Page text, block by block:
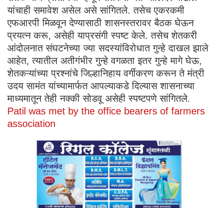
यांचाही समावेश असेल असे सांगितले. तसेच एकरकमी
एफआरपी मिळवून देण्यासाठी शासनस्तरावर बैठक घेऊन
प्रयत्न करू, असेही याप्रसंगी स्पष्ट केले. तसेच शेतकरी
आंदोलनात संघटनेच्या ज्या सदस्यांविरोधात गुन्हे दाखल झाले
आहेत, त्यातील अतीगंभीर गुन्हे वगळता इतर गुन्हे मागे घेऊ,
शेतकऱ्यांच्या प्रश्नांचे जिल्हानिहाय वर्गीकरण करून ते मंत्री
उदय सामंत यांच्यामार्फत आपल्याकडे दिल्यास शासनाच्या
माध्यमातून तेही नक्की सोडवू असेही स्पष्टपणे सांगितले.
Patil was met by the office bearers of farmers
association